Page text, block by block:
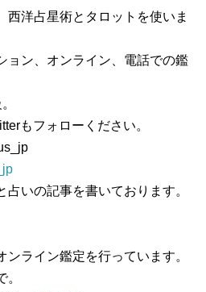
洋占星術とタロットを使いま
ン、オンライン、電話での鑑
もフォローください。
いの記事を書いております。
ライン鑑定を行っています。
。